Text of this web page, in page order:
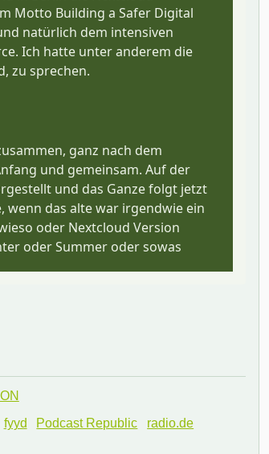
fyyd Podcast Republic
radio.de